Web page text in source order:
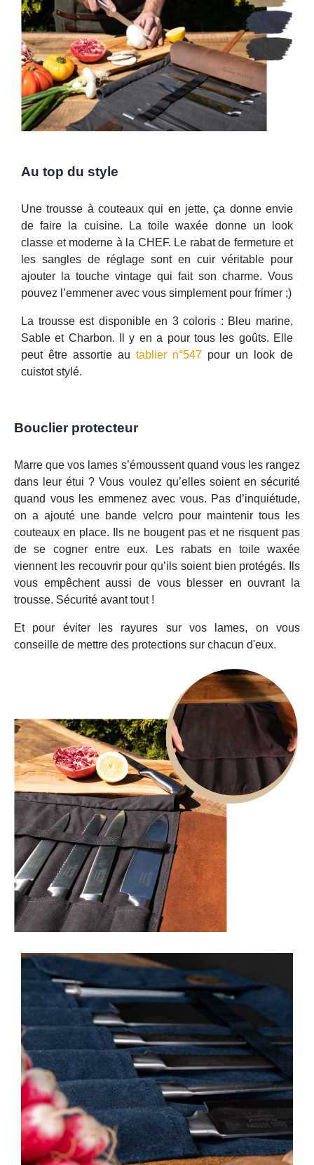
Au top du style
Une trousse à couteaux qui en jette, ça donne envie
de faire la cuisine. La toile waxée donne un look
classe et moderne à la CHEF. Le rabat de fermeture et
les sangles de réglage sont en cuir véritable pour
ajouter la touche vintage qui fait son charme. Vous
pouvez l’emmener avec vous simplement pour frimer ;)
La trousse est disponible en 3 coloris : Bleu marine,
Sable et Charbon. Il y en a pour tous les goûts. Elle
peut être assortie au tablier n°547 pour un look de
cuistot stylé.
Bouclier protecteur
Marre que vos lames s’émoussent quand vous les rangez
dans leur étui ? Vous voulez qu’elles soient en sécurité
quand vous les emmenez avec vous. Pas d’inquiétude,
on a ajouté une bande velcro pour maintenir tous les
couteaux en place. Ils ne bougent pas et ne risquent pas
de se cogner entre eux. Les rabats en toile waxée
viennent les recouvrir pour qu’ils soient bien protégés. Ils
vous empêchent aussi de vous blesser en ouvrant la
trousse. Sécurité avant tout !
Et pour éviter les rayures sur vos lames, on vous
conseille de mettre des protections sur chacun d'eux.